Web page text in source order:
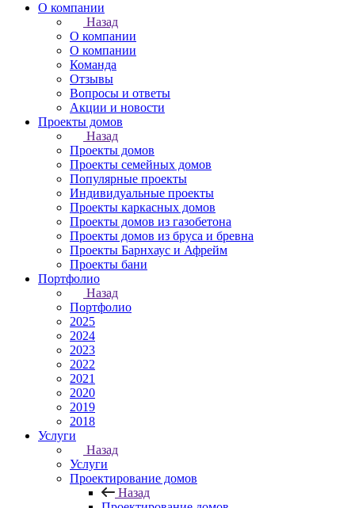
О компании
Назад
О компании
О компании
Команда
Отзывы
Вопросы и ответы
Акции и новости
Проекты домов
Назад
Проекты домов
Проекты семейных домов
Популярные проекты
Индивидуальные проекты
Проекты каркасных домов
Проекты домов из газобетона
Проекты домов из бруса и бревна
Проекты Барнхаус и Афрейм
Проекты бани
Портфолио
Назад
Портфолио
2025
2024
2023
2022
2021
2020
2019
2018
Услуги
Назад
Услуги
Проектирование домов
Назад